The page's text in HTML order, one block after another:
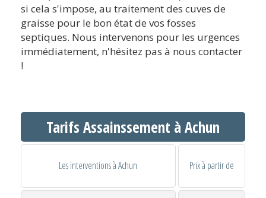
si cela s'impose, au traitement des cuves de
graisse pour le bon état de vos fosses
septiques. Nous intervenons pour les urgences
immédiatement, n'hésitez pas à nous contacter
!
Tarifs Assainssement à Achun
Les interventions à Achun Prix à partir de